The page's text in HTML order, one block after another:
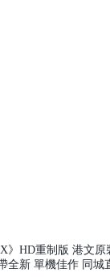
》HD重制版 港文
全新 單機佳作 同城